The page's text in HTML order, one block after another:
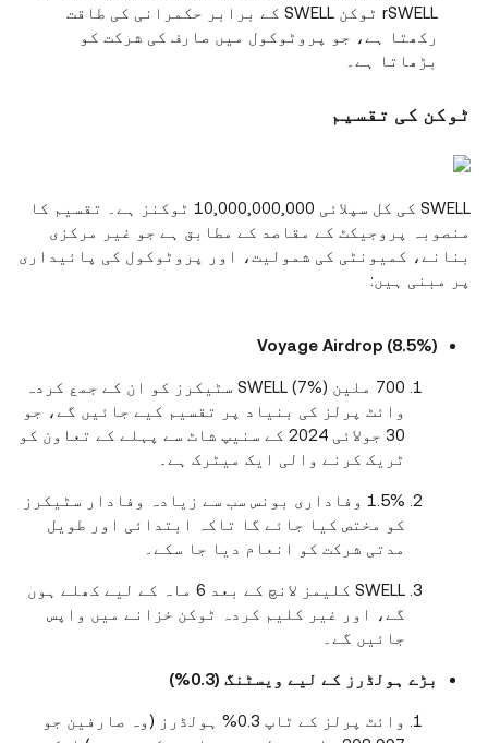
rSWELL ٹوکن SWELL کے برابر حکمرانی کی طاقت
رکھتا ہے، جو پروٹوکول میں صارف کی شرکت کو
بڑھاتا ہے۔
ٹوکن کی تقسیم
SWELL کی کل سپلائی 10,000,000,000 ٹوکنز ہے۔ تقسیم کا
منصوبہ پروجیکٹ کے مقاصد کے مطابق ہے جو غیر مرکزی
بنانے، کمیونٹی کی شمولیت، اور پروٹوکول کی پائیداری
پر مبنی ہیں:
Voyage Airdrop (8.5%)
700 ملین SWELL (7%) سٹیکرز کو ان کے جمع کردہ
وائٹ پرلز کی بنیاد پر تقسیم کیے جائیں گے، جو
30 جولائی 2024 کے سنیپ شاٹ سے پہلے کے تعاون کو
ٹریک کرنے والی ایک میٹرک ہے۔
1.5% وفاداری بونس سب سے زیادہ وفادار سٹیکرز
کو مختص کیا جائے گا تاکہ ابتدائی اور طویل
مدتی شرکت کو انعام دیا جا سکے۔
SWELL کلیمز لانچ کے بعد 6 ماہ کے لیے کھلے ہوں
گے، اور غیر کلیم کردہ ٹوکن خزانے میں واپس
جائیں گے۔
بڑے ہولڈرز کے لیے ویسٹنگ (0.3%)
وائٹ پرلز کے ٹاپ 0.3% ہولڈرز (وہ صارفین جو